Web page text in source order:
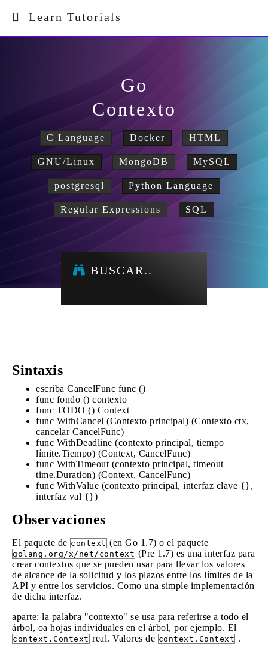
Learn Tutorials
Go
Contexto
C Language Docker HTML
GNU/Linux MongoDB MySQL
postgresql Python Language
Regular Expressions SQL
BUSCAR..
Sintaxis
escriba CancelFunc func ()
func fondo () contexto
func TODO () Context
func WithCancel (Contexto principal) (Contexto ctx,
cancelar CancelFunc)
func WithDeadline (contexto principal, tiempo
límite.Tiempo) (Context, CancelFunc)
func WithTimeout (contexto principal, timeout
time.Duration) (Context, CancelFunc)
func WithValue (contexto principal, interfaz clave {},
interfaz val {})
Observaciones
El paquete de context (en Go 1.7) o el paquete
golang.org/x/net/context (Pre 1.7) es una interfaz para
crear contextos que se pueden usar para llevar los valores
de alcance de la solicitud y los plazos entre los límites de la
API y entre los servicios. Como una simple implementación
de dicha interfaz.
aparte: la palabra "contexto" se usa para referirse a todo el
árbol, oa hojas individuales en el árbol, por ejemplo. El
context.Context real. Valores de context.Context .